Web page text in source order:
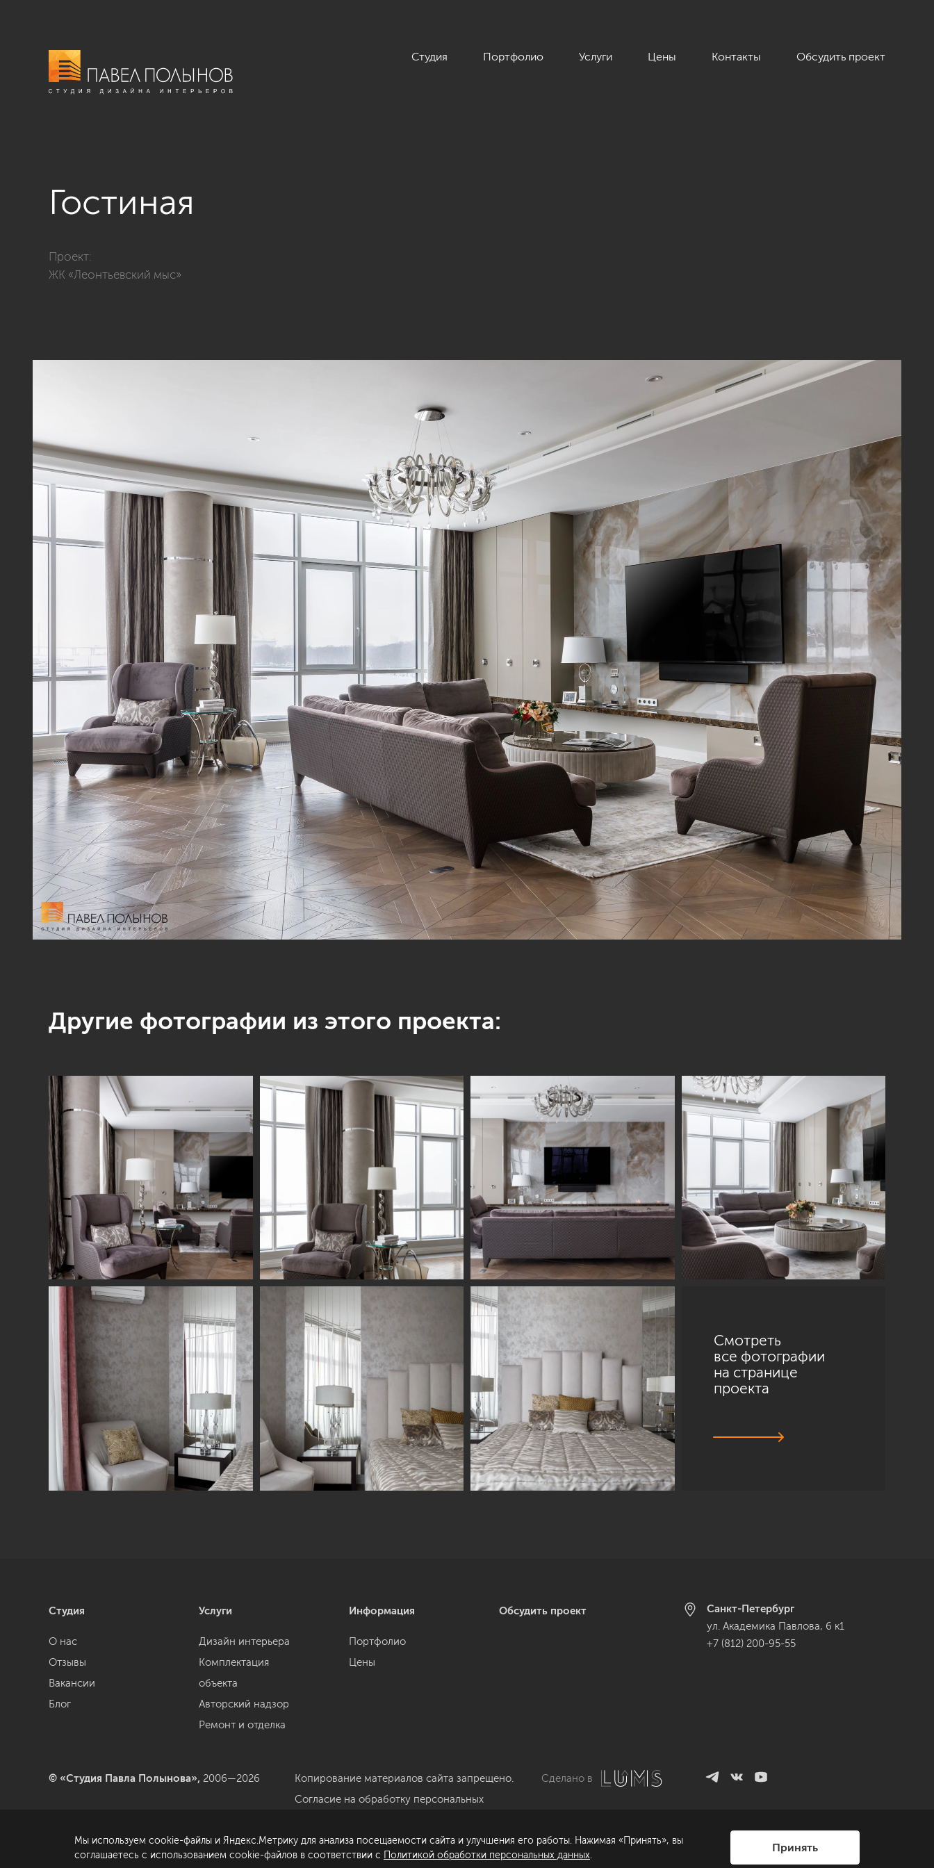
Студия Портфолио Услуги Цены Контакты Обсудить проект
Гостиная
Проект:
ЖК «Леонтьевский мыс»
Другие фотографии из этого проекта:
Смотреть
все фотографии
на странице
проекта
Студия
О нас
Отзывы
Вакансии
Блог
Услуги
Дизайн интерьера
Комплектация
объекта
Авторский надзор
Ремонт и отделка
Информация
Портфолио
Цены
Обсудить проект
Санкт-Петербург
ул. Академика Павлова, 6 к1
+7 (812) 200-95-55
© «Студия Павла Полынова», 2006—2026
Копирование материалов сайта запрещено.
Согласие на обработку персональных
Политика обработки персональных данных
Сделано в
Мы используем cookie-файлы и Яндекс.Метрику для анализа посещаемости сайта и улучшения его работы. Нажимая «Принять», вы
соглашаетесь с использованием cookie-файлов в соответствии с Политикой обработки персональных данных.
Принять